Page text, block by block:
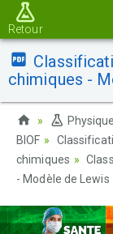
Retour
chimiques -
BIOF
chimiques
- Modèle de Lewis